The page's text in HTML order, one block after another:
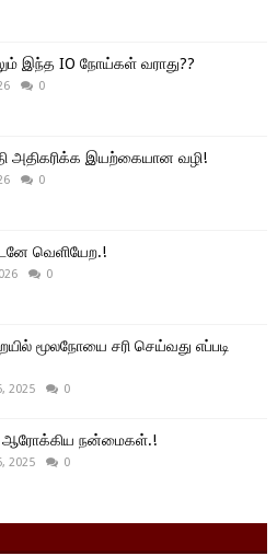
இந்த IO நோய்கள் வராது??
0
இயற்கையான வழி!
0
வெளியேற.!
0
மூலநோயை சரி செய்வது எப்படி
2025 0
ஆரோக்கிய நன்மைகள்.!
2025 0